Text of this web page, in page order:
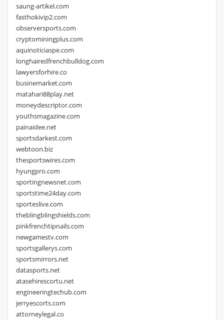
saung-artikel.com
fasthokivip2.com
observersports.com
cryptominingplus.com
aquinoticiaspe.com
longhairedfrenchbulldog.com
lawyersforhire.co
businemarket.com
matahari88play.net
moneydescriptor.com
youthsmagazine.com
painaidee.net
sportsdarkest.com
webtoon.biz
thesportswires.com
hyungpro.com
sportingnewsnet.com
sportstime24day.com
sporteslive.com
theblingblingshields.com
pinkfrenchtipnails.com
newgamestv.com
sportsgallerys.com
sportsmirrors.net
datasports.net
atasehirescortu.net
engineeringtechub.com
jerryescorts.com
attorneylegal.co